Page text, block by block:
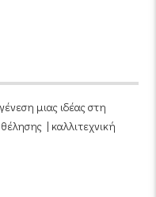
μιας ιδέας στη
| καλλιτεχνική